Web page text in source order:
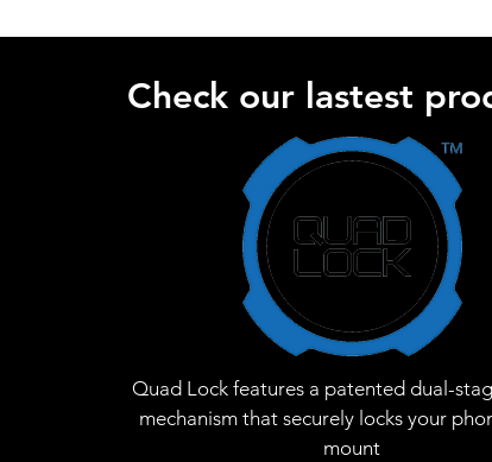
Check our lastest
Quad Lock features a patented dual-
mechanism that securely locks your
mount